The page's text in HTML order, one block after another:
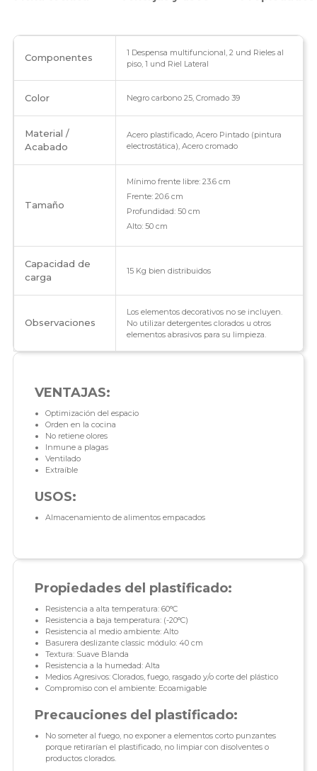
Componentes
1 Despensa multifuncional, 2 und Rieles al
piso, 1 und Riel Lateral
Color Negro carbono 25, Cromado 39
Material /
Acabado
Acero plastificado, Acero Pintado (pintura
electrostática), Acero cromado
Tamaño
Mínimo frente libre: 23.6 cm
Frente: 20.6 cm
Profundidad: 50 cm
Alto: 50 cm
Capacidad de
carga
15 Kg bien distribuidos
Observaciones
Los elementos decorativos no se incluyen.
No utilizar detergentes clorados u otros
elementos abrasivos para su limpieza.
VENTAJAS:
Optimización del espacio
Orden en la cocina
No retiene olores
Inmune a plagas
Ventilado
Extraíble
USOS:
Almacenamiento de alimentos empacados
Propiedades del plastificado:
Resistencia a alta temperatura: 60°C
Resistencia a baja temperatura: (-20°C)
Resistencia al medio ambiente: Alto
Basurera deslizante classic módulo: 40 cm
Textura: Suave Blanda
Resistencia a la humedad: Alta
Medios Agresivos: Clorados, fuego, rasgado y/o corte del plástico
Compromiso con el ambiente: Ecoamigable
Precauciones del plastificado:
No someter al fuego, no exponer a elementos corto punzantes
porque retirarían el plastificado, no limpiar con disolventes o
productos clorados.